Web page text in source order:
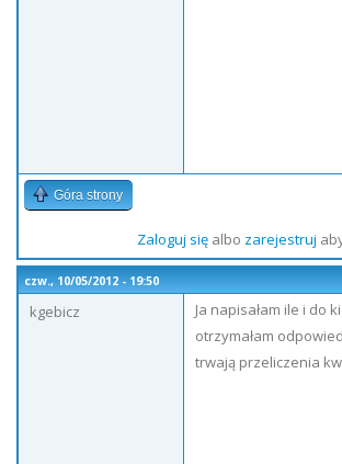
Góra strony
Zaloguj sięalbo zarejestruj
czw., 10/05/2012 - 19:50
kgebicz
Ja napisałam ile i do
otrzymałam
trwają przeliczenia